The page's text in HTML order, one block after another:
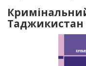
Таджикистан